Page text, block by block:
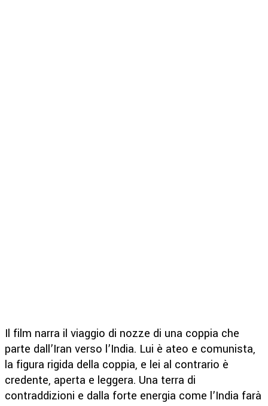
Il film narra il viaggio di nozze di una coppia che
parte dall’Iran verso l’India. Lui è ateo e comunista,
la figura rigida della coppia, e lei al contrario è
credente, aperta e leggera. Una terra di
contraddizioni e dalla forte energia come l’India farà